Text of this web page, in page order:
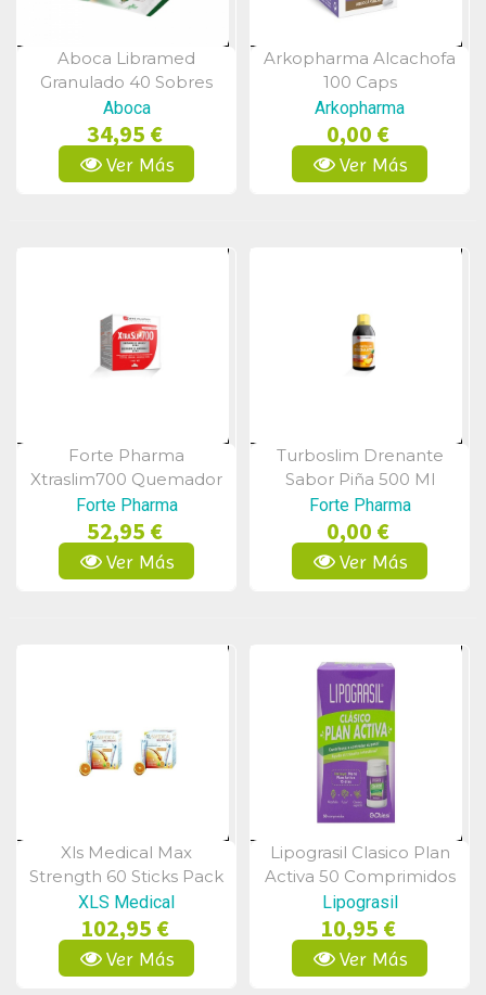
Vista Rápida
Aboca Libramed
Granulado 40 Sobres
Aboca
34,95 €
Ver Más
Vista Rápida
Arkopharma Alcachofa
100 Caps
Arkopharma
0,00 €
Ver Más
Vista Rápida
Forte Pharma
Xtraslim700 Quemador
De Grasas 120 Cápsulas
Forte Pharma
52,95 €
Ver Más
Vista Rápida
Turboslim Drenante
Sabor Piña 500 Ml
Forte Pharma
0,00 €
Ver Más
Vista Rápida
Xls Medical Max
Strength 60 Sticks Pack
Duplo
XLS Medical
102,95 €
Ver Más
Vista Rápida
Lipograsil Clasico Plan
Activa 50 Comprimidos
Lipograsil
10,95 €
Ver Más